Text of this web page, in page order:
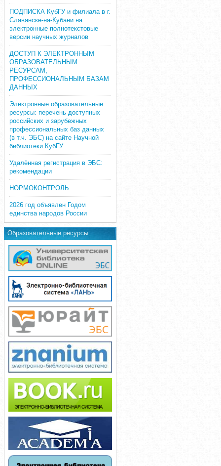
ПОДПИСКА КубГУ и филиала в г.
Славянске-на-Кубани на
электронные полнотекстовые
версии научных журналов
ДОСТУП К ЭЛЕКТРОННЫМ
ОБРАЗОВАТЕЛЬНЫМ
РЕСУРСАМ,
ПРОФЕССИОНАЛЬНЫМ БАЗАМ
ДАННЫХ
Электронные образовательные
ресурсы: перечень доступных
российских и зарубежных
профессиональных баз данных
(в т.ч. ЭБС) на сайте Научной
библиотеки КубГУ
Удалённая регистрация в ЭБС:
рекомендации
НОРМОКОНТРОЛЬ
2026 год объявлен Годом
единства народов России
Образовательные ресурсы